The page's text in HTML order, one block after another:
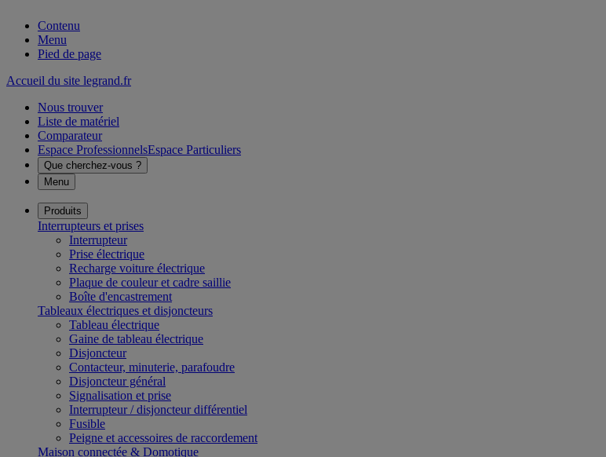
Contenu
Menu
Pied de page
Accueil du site legrand.fr
Nous trouver
Liste de matériel
Comparateur
Espace ProfessionnelsEspace Particuliers
Que cherchez-vous ?
Menu
Produits
Interrupteurs et prises
Interrupteur
Prise électrique
Recharge voiture électrique
Plaque de couleur et cadre saillie
Boîte d'encastrement
Tableaux électriques et disjoncteurs
Tableau électrique
Gaine de tableau électrique
Disjoncteur
Contacteur, minuterie, parafoudre
Disjoncteur général
Signalisation et prise
Interrupteur / disjoncteur différentiel
Fusible
Peigne et accessoires de raccordement
Maison connectée & Domotique